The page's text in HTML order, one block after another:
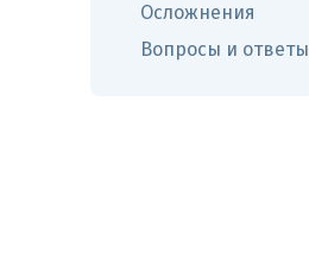
Осложнения
Вопросы и ответы